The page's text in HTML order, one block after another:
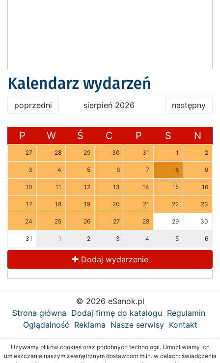
Kalendarz wydarzeń
poprzedni sierpień 2026 następny
P W Ś C P S N
27 28 29 30 31 1 2
3 4 5 6 7 8 9
10 11 12 13 14 15 16
17 18 19 20 21 22 23
24 25 26 27 28 29 30
31 1 2 3 4 5 6
Dodaj wydarzenie
© 2026 eSanok.pl
Strona główna Dodaj firmę do katalogu Regulamin
Oglądalność Reklama Nasze serwisy Kontakt
Używamy plików cookies oraz podobnych technologii. Umożliwiamy ich
umieszczanie naszym zewnętrznym dostawcom m.in. w celach: świadczenia